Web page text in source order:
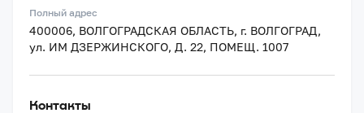
Полный адрес
400006, ВОЛГОГРАДСКАЯ ОБЛАСТЬ, г. ВОЛГОГРАД,
ул. ИМ ДЗЕРЖИНСКОГО, Д. 22, ПОМЕЩ. 1007
Контакты